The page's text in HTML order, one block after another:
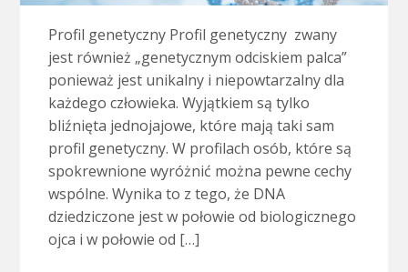
Profil genetyczny Profil genetyczny zwany
jest również „genetycznym odciskiem palca”
ponieważ jest unikalny i niepowtarzalny dla
każdego człowieka. Wyjątkiem są tylko
bliźnięta jednojajowe, które mają taki sam
profil genetyczny. W profilach osób, które są
spokrewnione wyróżnić można pewne cechy
wspólne. Wynika to z tego, że DNA
dziedziczone jest w połowie od biologicznego
ojca i w połowie od […]